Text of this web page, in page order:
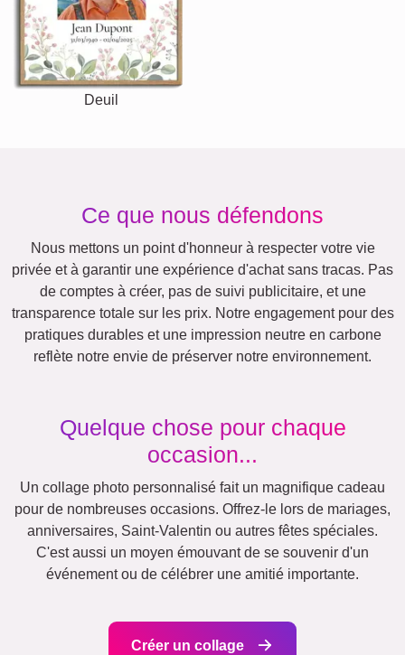
Deuil
Ce que nous défendons
Nous mettons un point d'honneur à respecter votre vie
privée et à garantir une expérience d'achat sans tracas. Pas
de comptes à créer, pas de suivi publicitaire, et une
transparence totale sur les prix. Notre engagement pour des
pratiques durables et une impression neutre en carbone
reflète notre envie de préserver notre environnement.
Quelque chose pour chaque
occasion...
Un collage photo personnalisé fait un magnifique cadeau
pour de nombreuses occasions. Offrez-le lors de mariages,
anniversaires, Saint-Valentin ou autres fêtes spéciales.
C'est aussi un moyen émouvant de se souvenir d'un
événement ou de célébrer une amitié importante.
Créer un collage